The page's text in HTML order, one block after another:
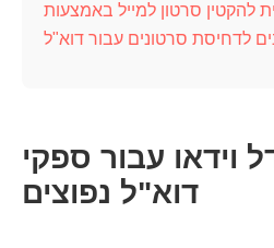
לדחיסת סרטונים עבור דוא"ל
וידאו עבור ספקי
דוא"ל נפוצים